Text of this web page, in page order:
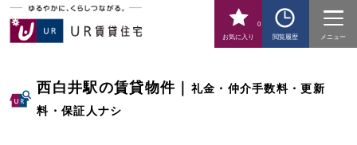
お気に入り
0
閲覧履歴
メニュー
西白井駅の賃貸物件
礼金・仲介手数料・更新
料・保証人ナシ